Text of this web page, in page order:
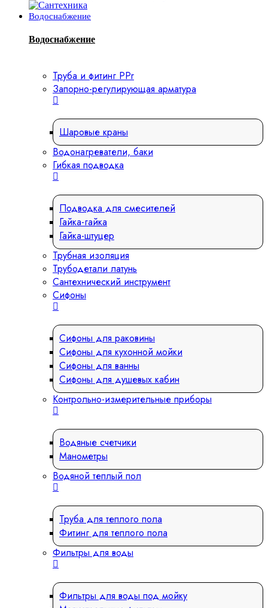
Водоснабжение
Водоснабжение
Труба и фитинг PPr
Запорно-регулирующая арматура
Шаровые краны
Водонагреватели, баки
Гибкая подводка
Подводка для смесителей
Гайка-гайка
Гайка-штуцер
Трубная изоляция
Трубодетали латунь
Сантехнический инструмент
Сифоны
Сифоны для раковины
Сифоны для кухонной мойки
Сифоны для ванны
Сифоны для душевых кабин
Контрольно-измерительные приборы
Водяные счетчики
Манометры
Водяной теплый пол
Труба для теплого пола
Фитинг для теплого пола
Фильтры для воды
Фильтры для воды под мойку